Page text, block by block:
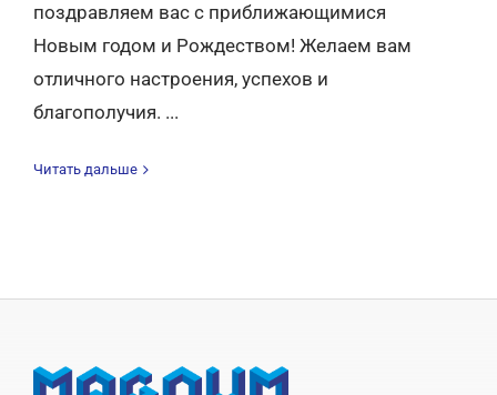
поздравляем вас с приближающимися
Новым годом и Рождеством! Желаем вам
отличного настроения, успехов и
благополучия. ...
Читать дальше